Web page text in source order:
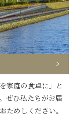
家庭の食卓に」と
ぜひ私たちがお届
ためしください。